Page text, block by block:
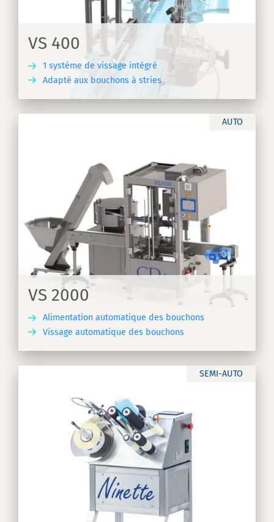
VS 400
1 système de vissage intégré
Adapté aux bouchons à stries
AUTO
VS 2000
Alimentation automatique des bouchons
Vissage automatique des bouchons
SEMI-AUTO